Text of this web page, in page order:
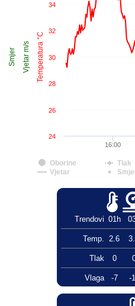
Temperatura °C
Vjetar m/s
Smjer
Oborine Tlak
Vjetar
16:00
24
26
28
30
32
34
Trendovi 01h
Temp. 2.6
Tlak 0
Vlaga -7 -